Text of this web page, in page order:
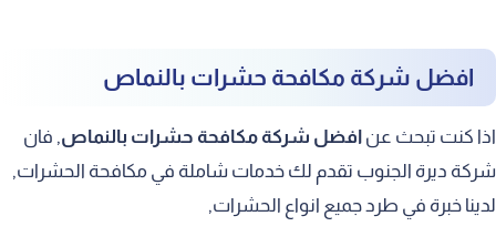
افضل شركة مكافحة حشرات بالنماص
اذا كنت تبحث عن افضل شركة مكافحة حشرات بالنماص, فان
شركة ديرة الجنوب تقدم لك خدمات شاملة في مكافحة الحشرات,
لدينا خبرة في طرد جميع انواع الحشرات,